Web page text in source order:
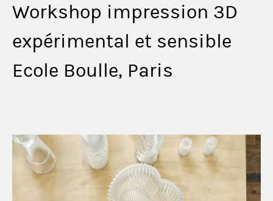
Workshop impression 3D
expérimental et sensible
Ecole Boulle, Paris